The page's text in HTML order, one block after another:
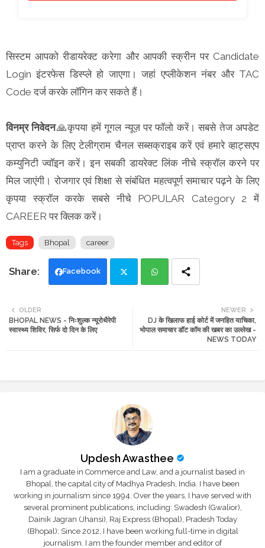
सिस्टम आपको रीडायरेक्ट करेगा और आपकी स्क्रीन पर Candidate
Login इंटरफेस डिस्प्ले हो जाएगा। जहां एप्लीकेशन नंबर और TAC
Code दर्ज करके लॉगिन कर सकते हैं।
विनम्र निवेदन🙏कृपया हमें गूगल न्यूज़ पर फॉलो करें। सबसे तेज अपडेट
प्राप्त करने के लिए टेलीग्राम चैनल सब्सक्राइब करें एवं हमारे व्हाट्सएप
कम्युनिटी ज्वॉइन करें। इन सबकी डायरेक्ट लिंक नीचे स्क्रॉल करने पर
मिल जाएंगी। रोजगार एवं शिक्षा से संबंधित महत्वपूर्ण समाचार पढ़ने के लिए
कृपया स्क्रॉल करके सबसे नीचे POPULAR Category 2 में
CAREER पर क्लिक करें।
Tags Bhopal career
Facebook
ats
NEWER
DJ के खिलाफ हाई कोर्ट में जनहित याचिका,
भोपाल समाचार डॉट कॉम की खबर का उल्लेख -
NEWS TODAY
OLDER
BHOPAL NEWS - निःशुल्क न्यूरोथैरेपी
स्वास्थ्य शिविर, सिर्फ दो दिन के लिए
Updesh Awasthee
I am a graduate in Commerce and Law, and a journalist based in
Bhopal, the capital city of Madhya Pradesh, India. I have been
working in journalism since 1994. Over the years, I have served with
several prominent publications, including: Swadesh (Gwalior),
Dainik Jagran (Jhansi), Raj Express (Bhopal), Pradesh Today
(Bhopal); Since 2012, I have been working full-time in digital
journalism. I am the founder member and editor of